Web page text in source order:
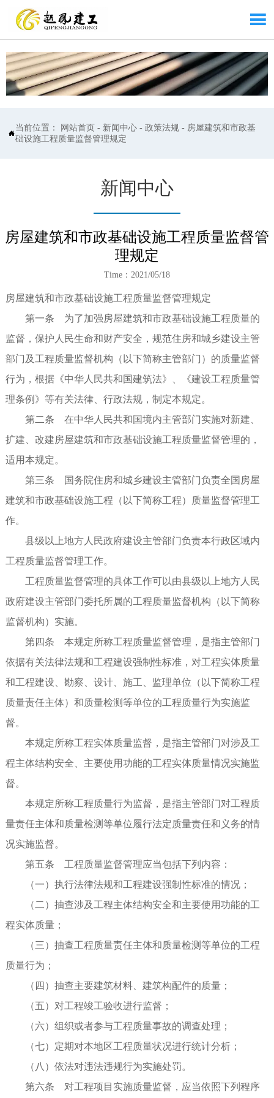


当前位置： 网站首页 - 新闻中心 -政策法规 - 房屋建筑和市政基
础设施工程质量监督管理规定
新闻中心
房屋建筑和市政基础设施工程质量监督管
理规定
Time：2021/05/18
房屋建筑和市政基础设施工程质量监督管理规定
第一条 为了加强房屋建筑和市政基础设施工程质量的
监督，保护人民生命和财产安全，规范住房和城乡建设主管
部门及工程质量监督机构（以下简称主管部门）的质量监督
行为，根据《中华人民共和国建筑法》、《建设工程质量管
理条例》等有关法律、行政法规，制定本规定。
第二条 在中华人民共和国境内主管部门实施对新建、
扩建、改建房屋建筑和市政基础设施工程质量监督管理的，
适用本规定。
第三条 国务院住房和城乡建设主管部门负责全国房屋
建筑和市政基础设施工程（以下简称工程）质量监督管理工
作。
县级以上地方人民政府建设主管部门负责本行政区域内
工程质量监督管理工作。
工程质量监督管理的具体工作可以由县级以上地方人民
政府建设主管部门委托所属的工程质量监督机构（以下简称
监督机构）实施。
第四条 本规定所称工程质量监督管理，是指主管部门
依据有关法律法规和工程建设强制性标准，对工程实体质量
和工程建设、勘察、设计、施工、监理单位（以下简称工程
质量责任主体）和质量检测等单位的工程质量行为实施监
督。
本规定所称工程实体质量监督，是指主管部门对涉及工
程主体结构安全、主要使用功能的工程实体质量情况实施监
督。
本规定所称工程质量行为监督，是指主管部门对工程质
量责任主体和质量检测等单位履行法定质量责任和义务的情
况实施监督。
第五条 工程质量监督管理应当包括下列内容：
（一）执行法律法规和工程建设强制性标准的情况；
（二）抽查涉及工程主体结构安全和主要使用功能的工
程实体质量；
（三）抽查工程质量责任主体和质量检测等单位的工程
质量行为；
（四）抽查主要建筑材料、建筑构配件的质量；
（五）对工程竣工验收进行监督；
（六）组织或者参与工程质量事故的调查处理；
（七）定期对本地区工程质量状况进行统计分析；
（八）依法对违法违规行为实施处罚。
第六条 对工程项目实施质量监督，应当依照下列程序